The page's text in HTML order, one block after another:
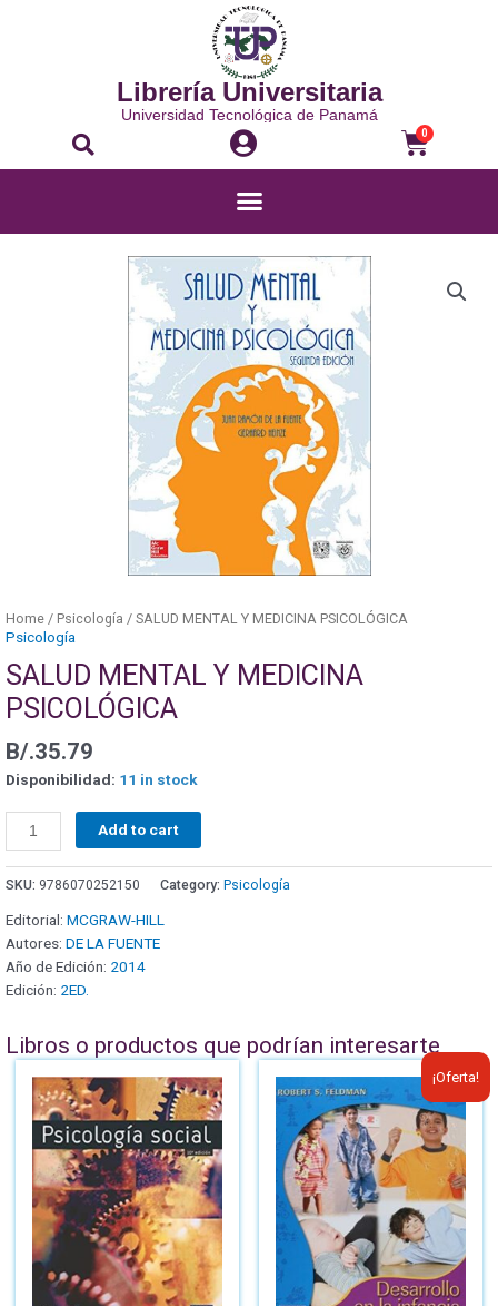
Librería Universitaria
Universidad Tecnológica de Panamá
0
Home / Psicología / SALUD MENTAL Y MEDICINA PSICOLÓGICA
Psicología
SALUD MENTAL Y MEDICINA
PSICOLÓGICA
B/.35.79
Disponibilidad: 11 in stock
Add to cart
SKU: 9786070252150 Category: Psicología
Editorial: MCGRAW-HILL
Autores: DE LA FUENTE
Año de Edición: 2014
Edición: 2ED.
Libros o productos que podrían interesarte
¡Oferta!